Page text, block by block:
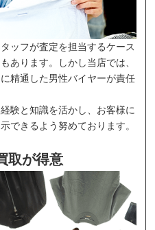
ッフが査定を担当するケース
あります。しかし当店では、
精通した男性バイヤーが責任
験と知識を活かし、お客様に
できるよう努めております。
取が得意